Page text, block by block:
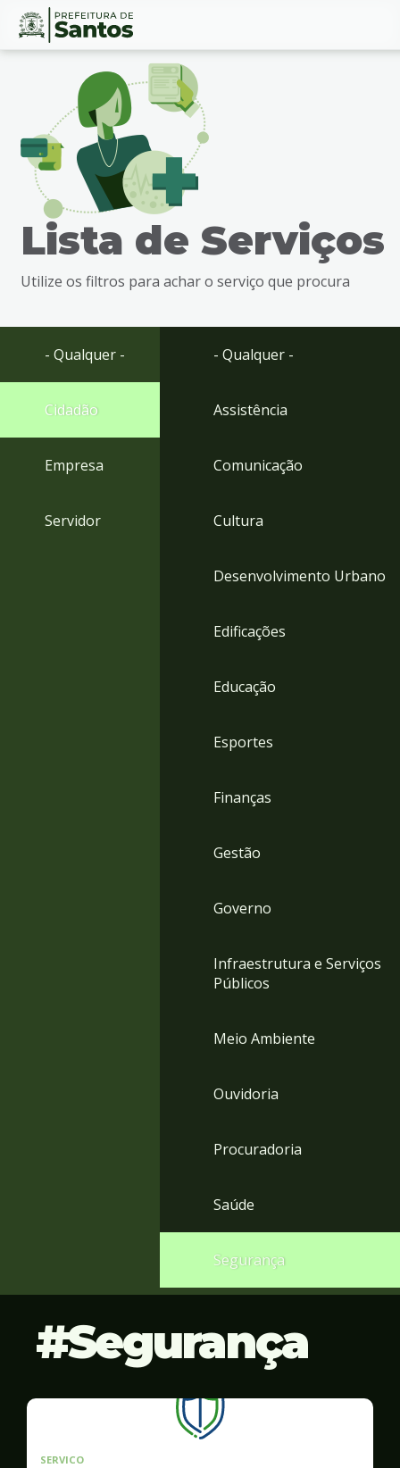
Ir
busca
Ir
rodapé
Conteúdo
Lista de Serviços
Utilize os filtros para achar o serviço que procura
- Qualquer -
Cidadão
Empresa
Servidor
- Qualquer -
Assistência
Comunicação
Cultura
Desenvolvimento Urbano
Edificações
Educação
Esportes
Finanças
Gestão
Governo
Infraestrutura e Serviços
Públicos
Meio Ambiente
Ouvidoria
Procuradoria
Saúde
Segurança
Segurança
SERVICO